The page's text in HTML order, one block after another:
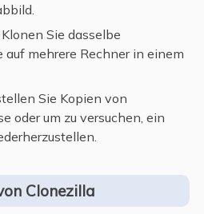
Klonen Sie dasselbe
mehrere Rechner in einem
Sie Kopien von
oder um zu versuchen, ein
Clonezilla